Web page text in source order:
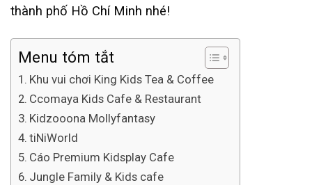
thành phố Hồ Chí Minh nhé!
Menu tóm tắt
Khu vui chơi King Kids Tea & Coffee
Ccomaya Kids Cafe & Restaurant
Kidzooona Mollyfantasy
tiNiWorld
Cáo Premium Kidsplay Cafe
Jungle Family & Kids cafe